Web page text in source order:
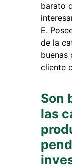
barato
de la
buenas
cliente
Son
las